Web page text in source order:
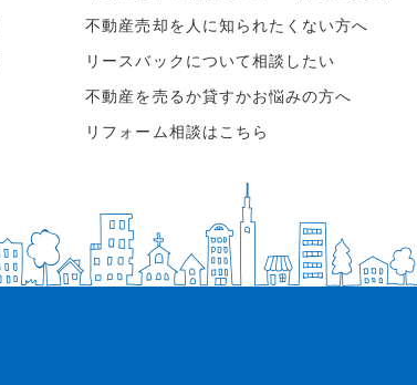
不動産売却を人に知られたくない方へ
リースバックについて相談したい
不動産を売るか貸すかお悩みの方へ
リフォーム相談はこちら